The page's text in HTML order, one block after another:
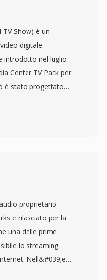
TV Show) è un
digitale
introdotto nel luglio
Center TV Pack per
è stato progettato
formato di
AC-3 o audio
e flag di
utilizza
che supporta
consentendo a
registrare contenuti e
proprietario
e rilasciato per la
una delle prime
lo streaming
Nell&#039;era
fu genuinamente